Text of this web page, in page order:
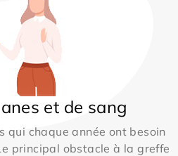
et de sang
qui chaque année ont besoin
principal obstacle à la greffe